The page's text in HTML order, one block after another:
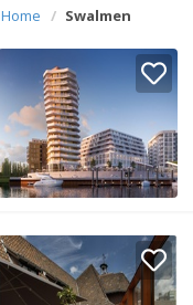
Home Swalmen